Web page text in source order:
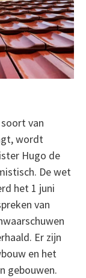
van
wordt
Hugo de
De wet
het 1 juni
van
Er zijn
en het
gebouwen.